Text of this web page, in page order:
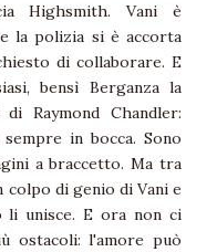
Highsmith. Vani è
la polizia si è accorta
di collaborare. E
bensì Berganza la
Raymond Chandler:
in bocca. Sono
a braccetto. Ma tra
di genio di Vani e
li unisce. E ora non ci
ostacoli: l'amore può